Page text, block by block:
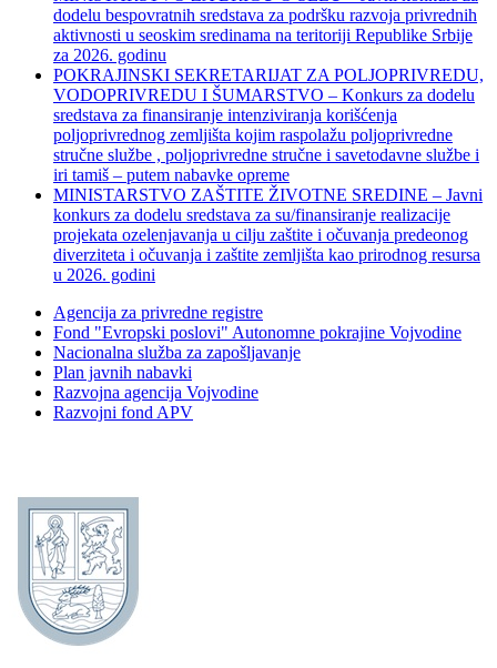
dodelu bespovratnih sredstava za podršku razvoja privrednih
aktivnosti u seoskim sredinama na teritoriji Republike Srbije
za 2026. godinu
POKRAJINSKI SEKRETARIJAT ZA POLJOPRIVREDU,
VODOPRIVREDU I ŠUMARSTVO – Konkurs za dodelu
sredstava za finansiranje intenziviranja korišćenja
poljoprivrednog zemljišta kojim raspolažu poljoprivredne
stručne službe , poljoprivredne stručne i savetodavne službe i
iri tamiš ‒ putem nabavke opreme
MINISTARSTVO ZAŠTITE ŽIVOTNE SREDINE – Javni
konkurs za dodelu sredstava za su/finansiranje realizacije
projekata ozelenjavanja u cilju zaštite i očuvanja predeonog
diverziteta i očuvanja i zaštite zemljišta kao prirodnog resursa
u 2026. godini
Agencija za privredne registre
Fond "Evropski poslovi" Autonomne pokrajine Vojvodine
Nacionalna služba za zapošljavanje
Plan javnih nabavki
Razvojna agencija Vojvodine
Razvojni fond APV